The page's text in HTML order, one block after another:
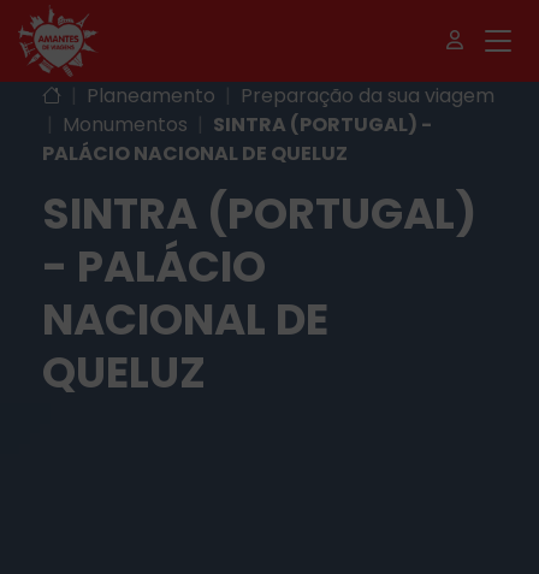
| Planeamento | Preparação da sua viagem
| Monumentos | SINTRA (PORTUGAL) -
PALÁCIO NACIONAL DE QUELUZ
SINTRA (PORTUGAL)
- PALÁCIO
NACIONAL DE
QUELUZ